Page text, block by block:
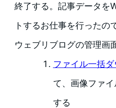
終了する。記事データを
トするお仕事を行ったの
ウェブリブログの管理画
ファイル一括
て、画像ファ
する